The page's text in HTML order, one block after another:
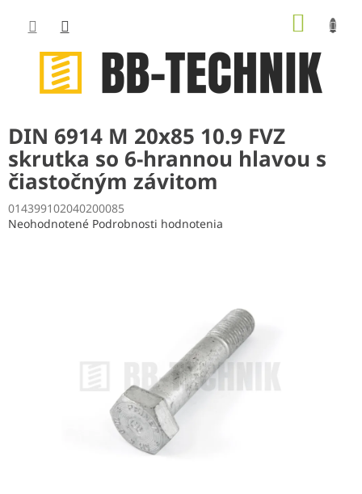
obsah
DIN 6914 M 20x85 10.9 FVZ
skrutka so 6-hrannou hlavou s
čiastočným závitom
014399102040200085
Priemerné
Neohodnotené Podrobnosti hodnotenia